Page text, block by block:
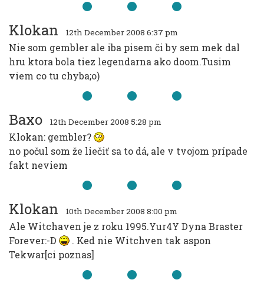
Klokan 12th December 2008 6:37 pm
Nie som gembler ale iba pisem či by sem mek dal
hru ktora bola tiez legendarna ako doom.Tusim
viem co tu chyba;o)
Baxo 12th December 2008 5:28 pm
Klokan: gembler?
no počul som že liečiť sa to dá, ale v tvojom prípade
fakt neviem
Klokan 10th December 2008 8:00 pm
Ale Witchaven je z roku 1995.Yur4Y Dyna Braster
Forever:-D
. Ked nie Witchven tak aspon
Tekwar[ci poznas]